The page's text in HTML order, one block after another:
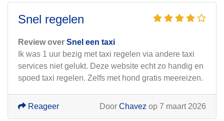
Snel regelen
Review over Snel een taxi
Ik was 1 uur bezig met taxi regelen via andere taxi
services niet gelukt. Deze website echt zo handig en
spoed taxi regelen. Zelfs met hond gratis meereizen.
Door Chavez op 7 maart 2026
Reageer